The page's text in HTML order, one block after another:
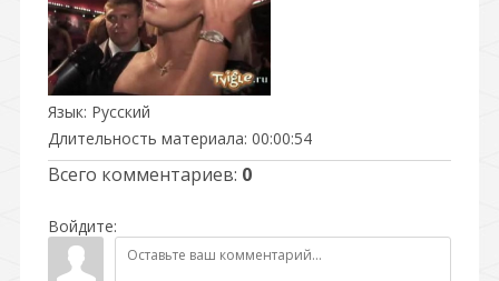
Язык: Русский
Длительность материала: 00:00:54
Всего комментариев: 0
Войдите: